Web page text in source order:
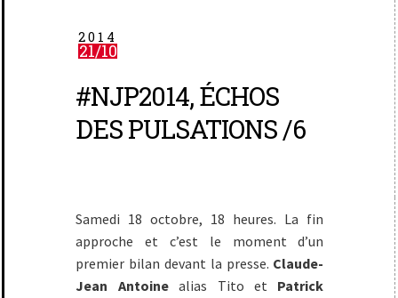
2014
21/10
#NJP2014, ÉCHOS
DES PULSATIONS /6
Samedi 18 octobre, 18 heures. La fin
approche et c’est le moment d’un
premier bilan devant la presse. Claude-
Jean Antoinealias Tito et Patrick